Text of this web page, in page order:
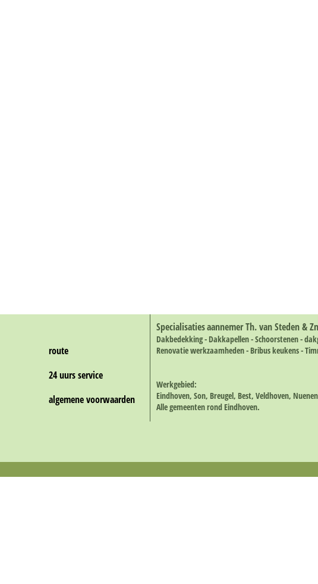
route
24 uurs service
algemene voorwaarden
Specialisatiesaannemer Th. van Steden & Zn
Dakbedekking - Dakkapellen - Schoorstenen -
Renovatie werkzaamheden - Bribus keukens -
Werkgebied:
Eindhoven, Son, Breugel, Best, Veldhoven,
Alle gemeenten rond Eindhoven.